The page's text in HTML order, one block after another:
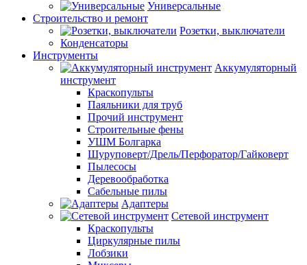
Универсальные
Строительство и ремонт
Розетки, выключатели
Конденсаторы
Инструменты
Аккумуляторный
инструмент
Краскопульты
Паяльники для труб
Прочий инструмент
Строительные фены
УШМ Болгарка
Шуруповерт/Дрель/Перфоратор/Гайковерт
Пылесосы
Деревообработка
Сабельные пилы
Адаптеры
Сетевой инструмент
Краскопульты
Циркулярные пилы
Лобзики